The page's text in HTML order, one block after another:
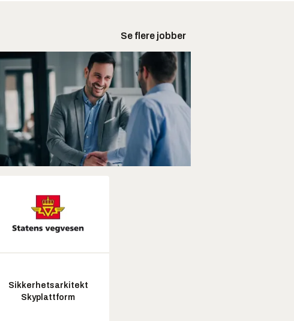
Se flere jobber
Sikkerhetsarkitekt
Skyplattform